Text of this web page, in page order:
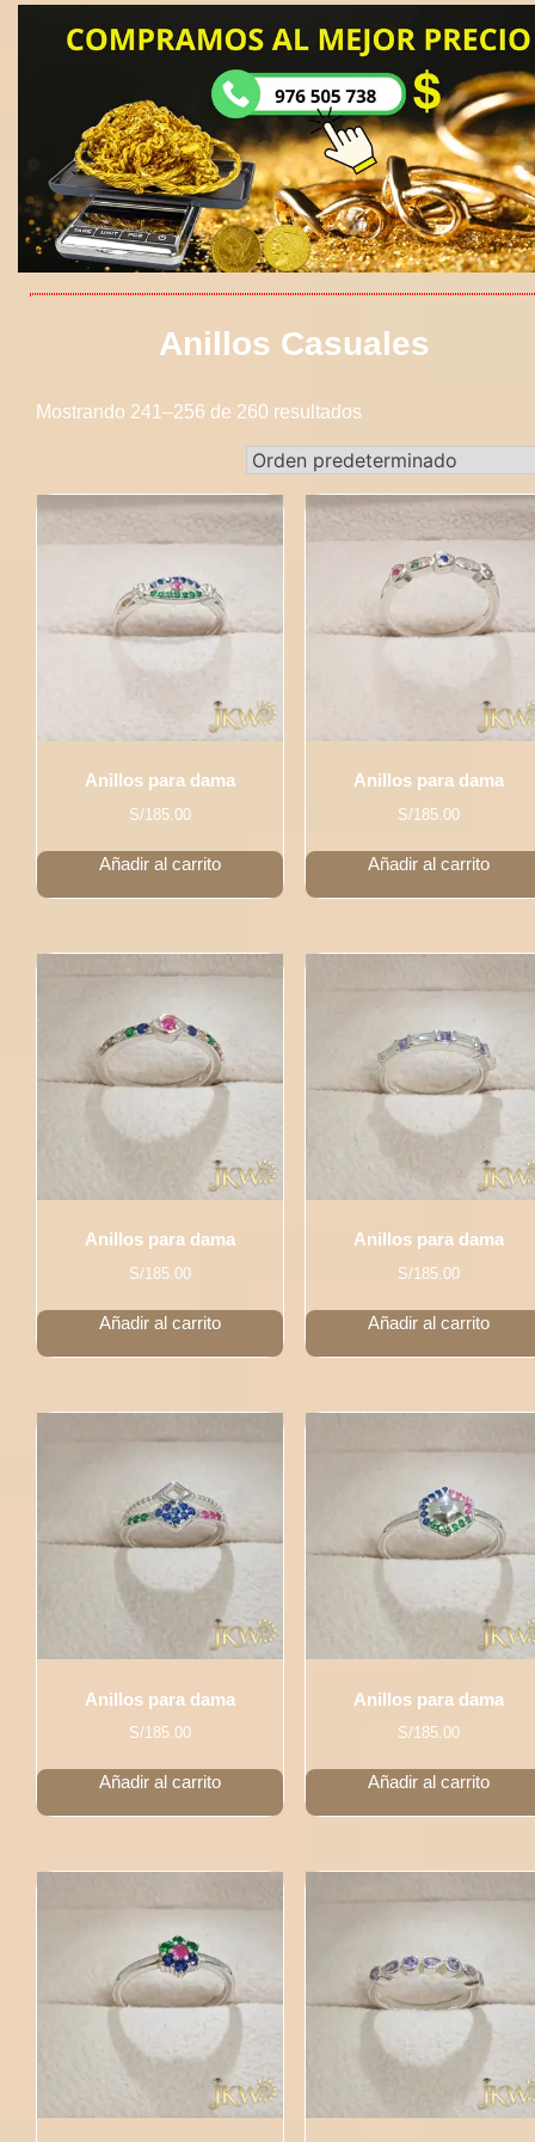
Anillos Casuales
Mostrando 241–256 de 260 resultados
Anillos para dama
S/185.00
Añadir al carrito
Anillos para dama
S/185.00
Añadir al carrito
Anillos para dama
S/185.00
Añadir al carrito
Anillos para dama
S/185.00
Añadir al carrito
Anillos para dama
S/185.00
Añadir al carrito
Anillos para dama
S/185.00
Añadir al carrito